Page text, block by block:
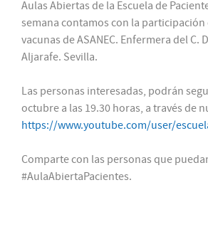
Aulas Abiertas de la Escuela de
semana contamos con la
vacunas de ASANEC. Enfermera del
Aljarafe. Sevilla.
Las personas interesadas, podrán
octubre a las 19.30 horas, a través de
https://www.youtube.com/user/
Comparte con las personas que
#AulaAbiertaPacientes.